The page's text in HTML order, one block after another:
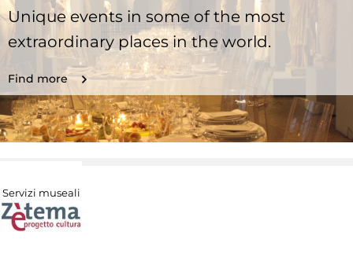
Unique events in some of the most
extraordinary places in the world.
Find more
Servizi museali